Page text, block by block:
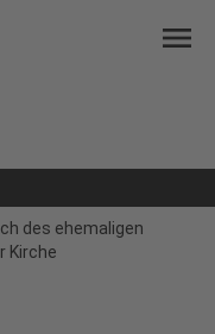
menu
des ehemaligen
Kirche